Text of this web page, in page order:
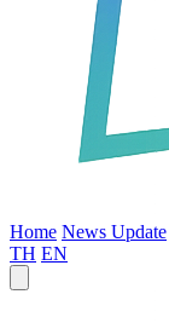
Home News Update
TH EN